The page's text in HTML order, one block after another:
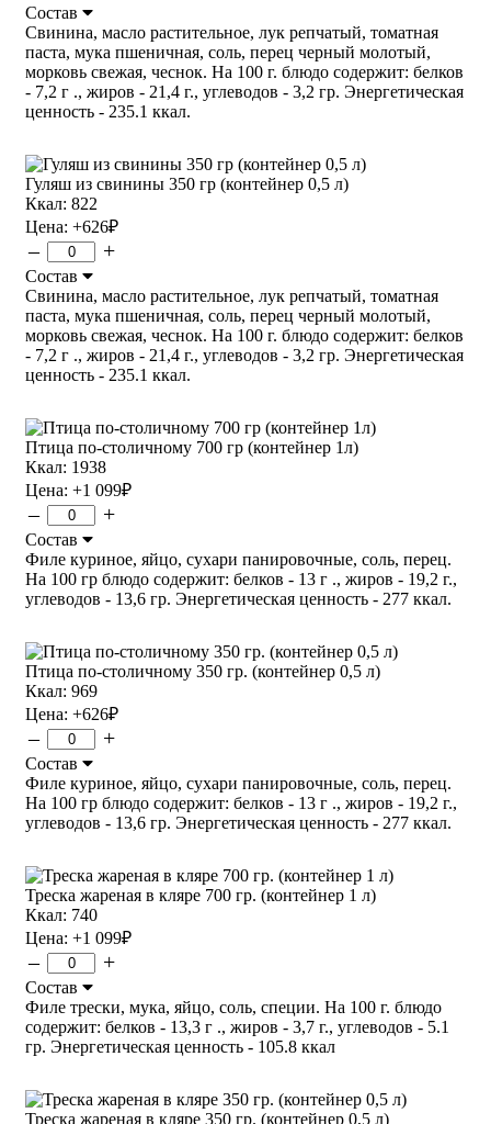
Состав
Свинина, масло растительное, лук репчатый, томатная
паста, мука пшеничная, соль, перец черный молотый,
морковь свежая, чеснок. На 100 г. блюдо содержит: белков
- 7,2 г ., жиров - 21,4 г., углеводов - 3,2 гр. Энергетическая
ценность - 235.1 ккал.
Гуляш из свинины 350 гр (контейнер 0,5 л)
Ккал: 822
Цена: +626₽
– +
Состав
Свинина, масло растительное, лук репчатый, томатная
паста, мука пшеничная, соль, перец черный молотый,
морковь свежая, чеснок. На 100 г. блюдо содержит: белков
- 7,2 г ., жиров - 21,4 г., углеводов - 3,2 гр. Энергетическая
ценность - 235.1 ккал.
Птица по-столичному 700 гр (контейнер 1л)
Ккал: 1938
Цена: +1 099₽
– +
Состав
Филе куриное, яйцо, сухари панировочные, соль, перец.
На 100 гр блюдо содержит: белков - 13 г ., жиров - 19,2 г.,
углеводов - 13,6 гр. Энергетическая ценность - 277 ккал.
Птица по-столичному 350 гр. (контейнер 0,5 л)
Ккал: 969
Цена: +626₽
– +
Состав
Филе куриное, яйцо, сухари панировочные, соль, перец.
На 100 гр блюдо содержит: белков - 13 г ., жиров - 19,2 г.,
углеводов - 13,6 гр. Энергетическая ценность - 277 ккал.
Треска жареная в кляре 700 гр. (контейнер 1 л)
Ккал: 740
Цена: +1 099₽
– +
Состав
Филе трески, мука, яйцо, соль, специи. На 100 г. блюдо
содержит: белков - 13,3 г ., жиров - 3,7 г., углеводов - 5.1
гр. Энергетическая ценность - 105.8 ккал
Треска жареная в кляре 350 гр. (контейнер 0,5 л)